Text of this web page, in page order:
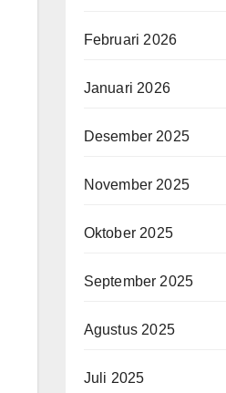
Februari 2026
Januari 2026
Desember 2025
November 2025
Oktober 2025
September 2025
Agustus 2025
Juli 2025